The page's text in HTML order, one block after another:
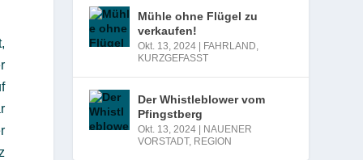
Mühle ohne Flügel zu
verkaufen!
Okt. 13, 2024 FAHRLAND,
KURZGEFASST
Der Whistleblower vom
Pfingstberg
Okt. 13, 2024
NAUENER
VORSTADT, REGION